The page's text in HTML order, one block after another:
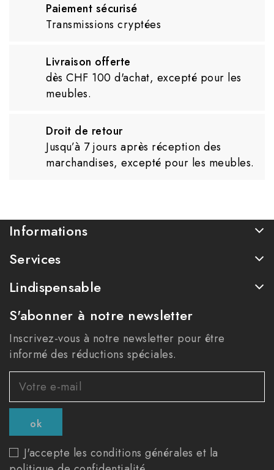
Paiement sécurisé
Transmissions cryptées
Livraison offerte
dès CHF 100 d'achat, excepté pour les
meubles.
Droit de retour
Jusqu’à 7 jours après réception des
marchandises, excepté pour les meubles.
Informations
Services
Lindispensable
S'abonner à notre newsletter
Inscrivez-vous à notre newsletter pour être
informé des réductions spéciales.
J'accepte les conditions générales et la